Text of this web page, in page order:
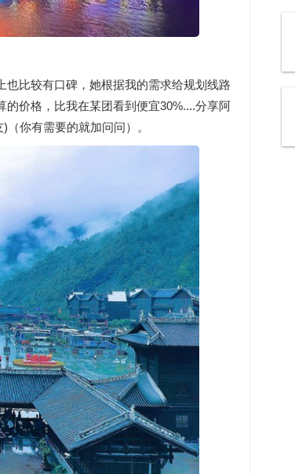
比较有口碑，她根据我的需求给规划线路
价格，比我在某团看到便宜30%....分享阿
你有需要的就加问问）。